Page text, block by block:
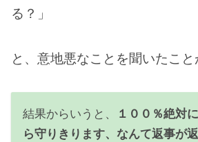
る？」
と、意地悪なことを聞いたこと
結果からいうと、
１００％絶対
ら守りきります、なんて返事が